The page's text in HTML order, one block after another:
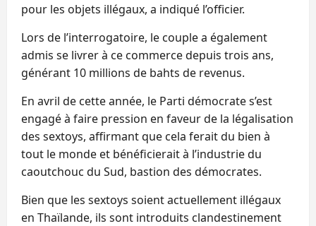
pour les objets illégaux, a indiqué l’officier.
Lors de l’interrogatoire, le couple a également
admis se livrer à ce commerce depuis trois ans,
générant 10 millions de bahts de revenus.
En avril de cette année, le Parti démocrate s’est
engagé à faire pression en faveur de la légalisation
des sextoys, affirmant que cela ferait du bien à
tout le monde et bénéficierait à l’industrie du
caoutchouc du Sud, bastion des démocrates.
Bien que les sextoys soient actuellement illégaux
en Thaïlande, ils sont introduits clandestinement